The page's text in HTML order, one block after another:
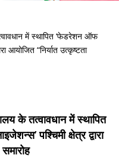
में स्थापित ‘फेडरेशन ऑफ
आयोजित “निर्यात उत्कृष्टता
के तत्वावधान में स्थापित
पश्चिमी क्षेत्र द्वारा